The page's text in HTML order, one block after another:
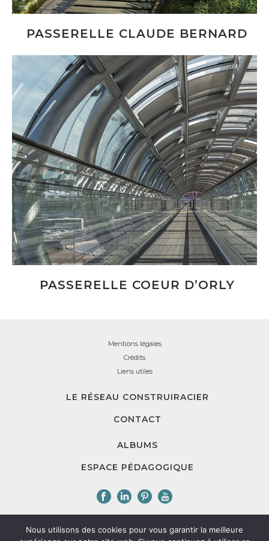
PASSERELLE CLAUDE BERNARD
PASSERELLE COEUR D’ORLY
Mentions légales
Crédits
Liens utiles
LE RÉSEAU CONSTRUIRACIER
CONTACT
ALBUMS
ESPACE PÉDAGOGIQUE
ConstruirAcier est une association loi 1901 dont l'objectif est de promouvoir
Nous utilisons des cookies pour vous garantir la meilleure